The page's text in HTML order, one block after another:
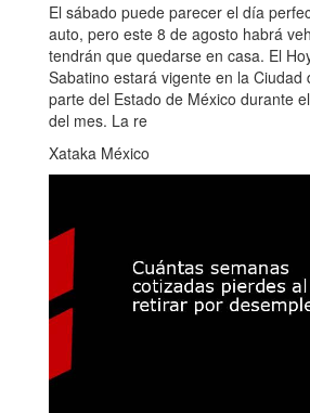
El sábado puede parecer el día
auto, pero este 8 de agosto habrá
tendrán que quedarse en casa. El
Sabatino estará vigente en la Ciudad
parte del Estado de México durante
del mes. La re
Xataka México